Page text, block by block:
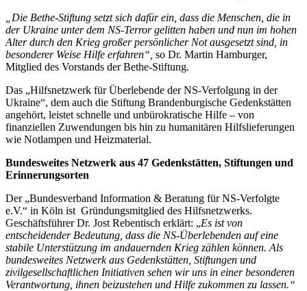
„Die Bethe-Stiftung setzt sich dafür ein, dass die Menschen, die in
der Ukraine unter dem NS-Terror gelitten haben und nun im hohen
Alter durch den Krieg großer persönlicher Not ausgesetzt sind, in
besonderer Weise Hilfe erfahren“, so Dr. Martin Hamburger,
Mitglied des Vorstands der Bethe-Stiftung.
Das „Hilfsnetzwerk für Überlebende der NS-Verfolgung in der
Ukraine“, dem auch die Stiftung Brandenburgische Gedenkstätten
angehört, leistet schnelle und unbürokratische Hilfe – von
finanziellen Zuwendungen bis hin zu humanitären Hilfslieferungen
wie Notlampen und Heizmaterial.
Bundesweites Netzwerk aus 47 Gedenkstätten, Stiftungen und
Erinnerungsorten
Der „Bundesverband Information & Beratung für NS-Verfolgte
e.V.“ in Köln ist Gründungsmitglied des Hilfsnetzwerks.
Geschäftsführer Dr. Jost Rebentisch erklärt: „Es ist von
entscheidender Bedeutung, dass die NS-Überlebenden auf eine
stabile Unterstützung im andauernden Krieg zählen können. Als
bundesweites Netzwerk aus Gedenkstätten, Stiftungen und
zivilgesellschaftlichen Initiativen sehen wir uns in einer besonderen
Verantwortung, ihnen beizustehen und Hilfe zukommen zu lassen.“